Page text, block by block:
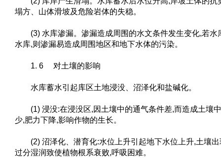
塌方、山体滑坡及危险岩体的失稳。
(3) 水库渗漏。渗漏造成周围的水文条件发生变化,若水
水库,则渗漏易造成周围地区和地下水体的污染。
1. 6 对土壤的影响
水库蓄水引起库区土地浸没、沼泽化和盐碱化。
(1) 浸没:在浸没区,因土壤中的通气条件差,而造成土壤
少,肥力下降,影响作物的生长。
(2) 沼泽化、潜育化:水位上升引起地下水位上升,土壤出
过分湿润致使植物根系衰败,呼吸困难。